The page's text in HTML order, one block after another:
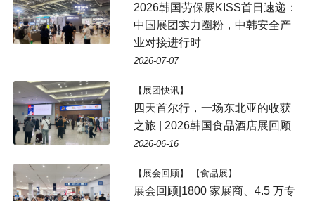
2026韩国劳保展KISS首日速递：
中国展团实力圈粉，中韩安全产
业对接进行时
2026-07-07
【展团快讯】
四天首尔行，一场东北亚的收获
之旅 | 2026韩国食品酒店展回顾
2026-06-16
【展会回顾】 【食品展】
展会回顾|1800 家展商、4.5 万专